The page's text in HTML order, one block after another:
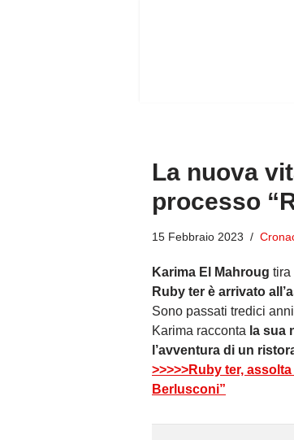
La nuova
processo
15 Febbraio 2023
Karima El Mahroug tira
Ruby ter è arrivato
Sono passati tredici
Karima racconta la sua
l’avventura di un
>>>>>Ruby ter,
Berlusconi”